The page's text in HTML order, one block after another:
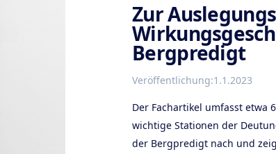
Zur
Bergpredigt
Veröffentlichung:1.1.2023
Der Fachartikel umfasst etwa
wichtige Stationen der
der Bergpredigt nach und